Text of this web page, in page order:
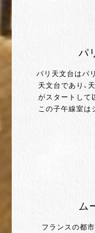
パ
パリ天文台はパ
天文台であり、
がスタートして
この子午線室は
ム
フランスの都